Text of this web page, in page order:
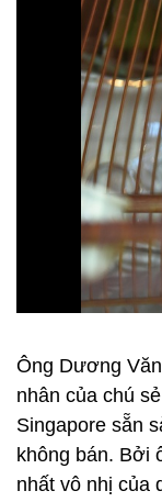
Ông Dương
nhân của chú
Singapore sẵn
không bán. Bởi
nhất vô nhị của